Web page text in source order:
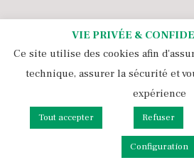
Tous droits réservés 2021 -
Politique de cookies
Mentions légales &
VIE PRIVÉE &
Ce site utilise des cookies afin
technique, assurer la sécurité et
expérience
Tout accepter Refuser
Configuration